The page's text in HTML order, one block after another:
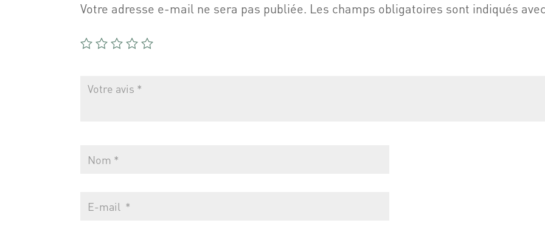
Votre adresse e-mail ne sera pas publiée. Les champs obligatoires sont indiqués avec